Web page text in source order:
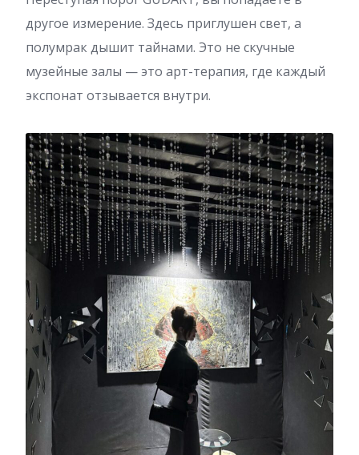
другое измерение. Здесь приглушен свет, а
полумрак дышит тайнами. Это не скучные
музейные залы — это арт-терапия, где каждый
экспонат отзывается внутри.